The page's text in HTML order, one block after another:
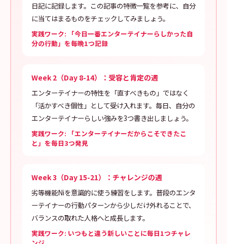
日記に記録します。この記事の特徴一覧を参考に、自分
に当てはまるものをチェックしてみましょう。
実践ワーク: 「今日一番エンターテイナーらしかった自
分の行動」を毎晩1つ記録
Week 2（Day 8-14）：受容と肯定の週
エンターテイナーの特性を「直すべきもの」ではなく
「活かすべき個性」として受け入れます。毎日、自分の
エンターテイナーらしい強みを3つ書き出しましょう。
実践ワーク: 「エンターテイナーだからこそできたこ
と」を毎日3つ発見
Week 3（Day 15-21）：チャレンジの週
劣等機能Niを意識的に使う練習をします。普段のエンタ
ーテイナーの行動パターンから少しだけ外れることで、
バランスの取れた人格へと成長します。
実践ワーク: いつもと違う新しいことに毎日1つチャレ